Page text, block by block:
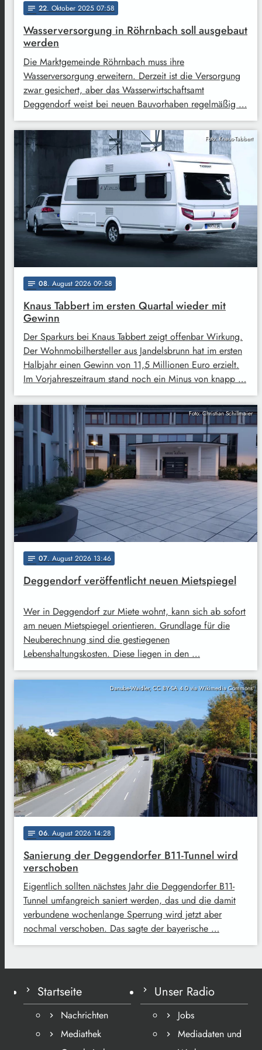
notes 22. Oktober 2025 07:58
Wasserversorgung in Röhrnbach soll ausgebaut
werden
Die Marktgemeinde Röhrnbach muss ihre
Wasserversorgung erweitern. Derzeit ist die Versorgung
zwar gesichert, aber das Wasserwirtschaftsamt
Deggendorf weist bei neuen Bauvorhaben regelmäßig …
Foto: Knaus-Tabbert
notes 08. August 2026 09:58
Knaus Tabbert im ersten Quartal wieder mit
Gewinn
Der Sparkurs bei Knaus Tabbert zeigt offenbar Wirkung.
Der Wohnmobilhersteller aus Jandelsbrunn hat im ersten
Halbjahr einen Gewinn von 11,5 Millionen Euro erzielt.
Im Vorjahreszeitraum stand noch ein Minus von knapp …
Foto: Christian Schillmaier
notes 07. August 2026 13:46
Deggendorf veröffentlicht neuen Mietspiegel
Wer in Deggendorf zur Miete wohnt, kann sich ab sofort
am neuen Mietspiegel orientieren. Grundlage für die
Neuberechnung sind die gestiegenen
Lebenshaltungskosten. Diese liegen in den …
Danube-Waidler, CC BY-SA 4.0 via Wikimedia Commons
notes 06. August 2026 14:28
Sanierung der Deggendorfer B11-Tunnel wird
verschoben
Eigentlich sollten nächstes Jahr die Deggendorfer B11-
Tunnel umfangreich saniert werden, das und die damit
verbundene wochenlange Sperrung wird jetzt aber
nochmal verschoben. Das sagte der bayerische …
Startseite
Nachrichten
Mediathek
Unser Radio
Jobs
Mediadaten und